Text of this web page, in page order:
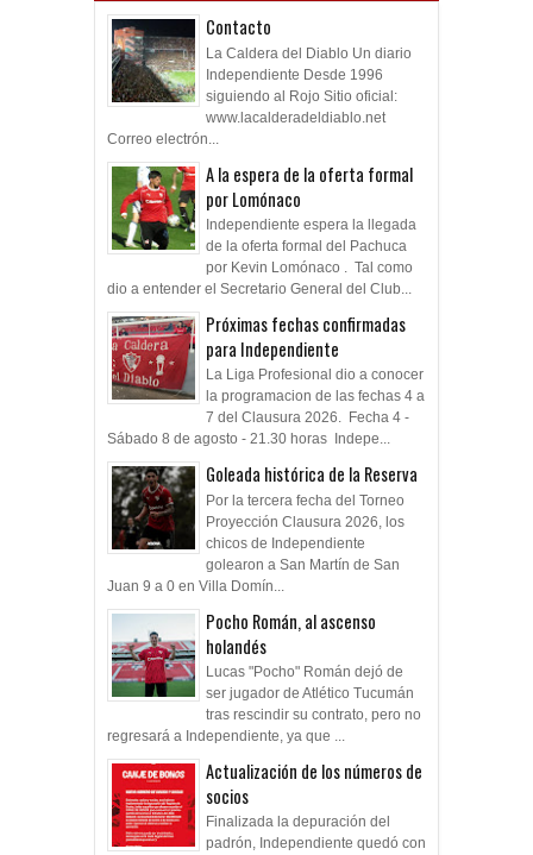
Contacto
La Caldera del Diablo Un diario
Independiente Desde 1996
siguiendo al Rojo Sitio oficial:
www.lacalderadeldiablo.net
Correo electrón...
A la espera de la oferta formal
por Lomónaco
Independiente espera la llegada
de la oferta formal del Pachuca
por Kevin Lomónaco . Tal como
dio a entender el Secretario General del Club...
Próximas fechas confirmadas
para Independiente
La Liga Profesional dio a conocer
la programacion de las fechas 4 a
7 del Clausura 2026. Fecha 4 -
Sábado 8 de agosto - 21.30 horas Indepe...
Goleada histórica de la Reserva
Por la tercera fecha del Torneo
Proyección Clausura 2026, los
chicos de Independiente
golearon a San Martín de San
Juan 9 a 0 en Villa Domín...
Pocho Román, al ascenso
holandés
Lucas "Pocho" Román dejó de
ser jugador de Atlético Tucumán
tras rescindir su contrato, pero no
regresará a Independiente, ya que ...
Actualización de los números de
socios
Finalizada la depuración del
padrón, Independiente quedó con